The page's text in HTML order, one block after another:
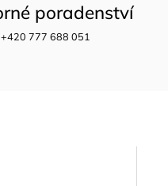
poradenství
+420 777 688 051